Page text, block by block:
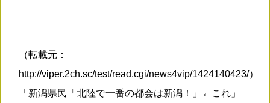
（転載元：
http://viper.2ch.sc/test/read.cgi/news4vip/1424140423/）
「新潟県民「北陸で一番の都会は新潟！」←これ」